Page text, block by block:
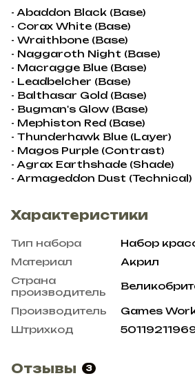
- Abaddon Black (Base)
- Corax White (Base)
- Wraithbone (Base)
- Naggaroth Night (Base)
- Macragge Blue (Base)
- Leadbelcher (Base)
- Balthasar Gold (Base)
- Bugman's Glow (Base)
- Mephiston Red (Base)
- Thunderhawk Blue (Layer)
- Magos Purple (Contrast)
- Agrax Earthshade (Shade)
- Armageddon Dust (Technical)
Характеристики
Тип набора
Набор
Материал
Акрил
Страна
производитель
Производитель
Games
Штрихкод
Отзывы 3